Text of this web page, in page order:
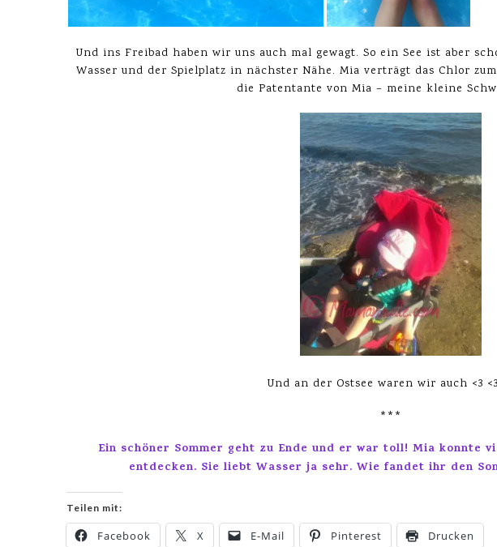
Und ins Freibad haben wir uns auch mal gewagt. So ein See ist aber
Wasser und der Spielplatz in nächster Nähe. Mia verträgt das Chlor
die Patentante von Mia – meine kleine
Und an der Ostsee waren wir auch <3
***
Ein schöner Sommer geht zu Ende und er war toll! Mia konnte
entdecken. Sie liebt Wasser ja sehr. Wie fandet ihr den
Teilen mit:
Facebook X E-Mail Pinterest Drucken